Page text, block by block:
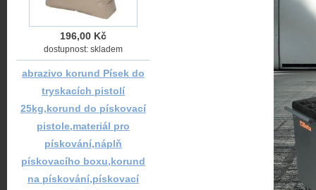
196,00 Kč
dostupnost: skladem
abrazivo korund Písek do
tryskacích pistolí
25kg,korund do pískovací
pistole,materiál pro
pískování,náplň
pískovacího boxu,korund
na pískování,pískovací